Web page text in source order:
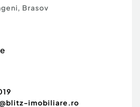
, Brasov
imobiliare.ro